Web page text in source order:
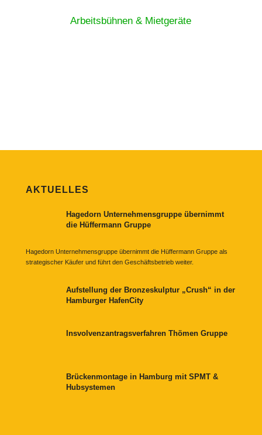
Arbeitsbühnen & Mietgeräte
AKTUELLES
Hagedorn Unternehmensgruppe übernimmt
die Hüffermann Gruppe
Hagedorn Unternehmensgruppe übernimmt die Hüffermann Gruppe als
strategischer Käufer und führt den Geschäftsbetrieb weiter.
Aufstellung der Bronzeskulptur „Crush“ in der
Hamburger HafenCity
Insvolvenzantragsverfahren Thömen Gruppe
Brückenmontage in Hamburg mit SPMT &
Hubsystemen